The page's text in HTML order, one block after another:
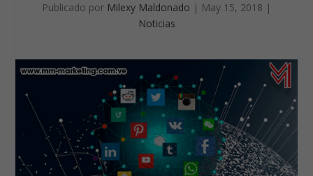
Publicado por Milexy Maldonado | May 15, 2018 |
Noticias